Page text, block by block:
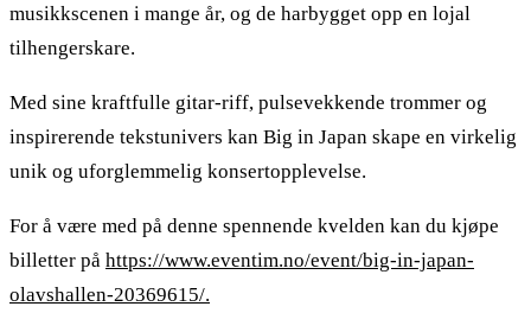
musikkscenen i mange år, og de harbygget opp en lojal
tilhengerskare.
Med sine kraftfulle gitar-riff, pulsevekkende trommer og
inspirerende tekstunivers kan Big in Japan skape en virkelig
unik og uforglemmelig konsertopplevelse.
For å være med på denne spennende kvelden kan du kjøpe
billetter på https://www.eventim.no/event/big-in-japan-
olavshallen-20369615/.